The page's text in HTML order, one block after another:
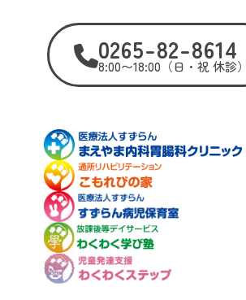
0265-82-8614
8:00〜18:00（日・祝 休診）